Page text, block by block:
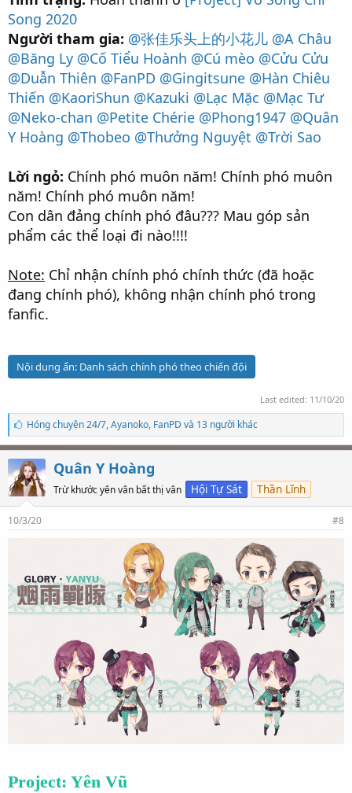
Song 2020
Người tham gia: @张佳乐头上的小花儿 @A Châu
@Băng Ly @Cố Tiểu Hoành @Cú mèo @Cửu Cửu
@Duẫn Thiên @FanPD @Gingitsune @Hàn Chiêu
Thiến @KaoriShun @Kazuki @Lạc Mặc @Mạc Tư
@Neko-chan @Petite Chérie @Phong1947 @Quân
Y Hoàng @Thobeo @Thưởng Nguyệt @Trời Sao
Lời ngỏ: Chính phó muôn năm! Chính phó muôn
năm! Chính phó muôn năm!
Con dân đảng chính phó đâu??? Mau góp sản
phẩm các thể loại đi nào!!!!
Note: Chỉ nhận chính phó chính thức (đã hoặc
đang chính phó), không nhận chính phó trong
fanfic.
Nội dung ẩn: Danh sách chính phó theo chiến đội
Last edited: 11/10/20
S
ố
l
ư
ợ
t
t
í
Hóng chuyện 24/7,Ayanoko, FanPD và 13 người khác
Quân Y Hoàng
Trừ khước yên vân bất thị vân Hội Tự Sát Thần Lĩnh
10/3/20 #8
Project: Yên Vũ